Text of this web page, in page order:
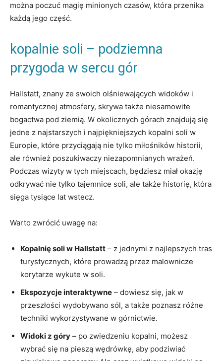
można poczuć magię minionych czasów, która przenika
każdą jego część.
kopalnie soli – podziemna
przygoda w sercu gór
Hallstatt, znany ze swoich olśniewających widoków i
romantycznej atmosfery, skrywa także niesamowite
bogactwa pod ziemią. W okolicznych górach znajdują się
jedne z najstarszych‍ i najpiękniejszych kopalni soli w
Europie, które przyciągają nie⁢ tylko miłośników historii,
ale również poszukiwaczy niezapomnianych ⁤wrażeń.
Podczas‌ wizyty w tych miejscach, będziesz‍ miał okazję
odkrywać‌ nie ​tylko tajemnice soli, ale⁢ także⁣ historię, która⁢
sięga tysiące ⁢lat wstecz.
Warto zwrócić uwagę na:
Kopalnię soli⁤ w Hallstatt – z jednymi z najlepszych tras
turystycznych, które prowadzą przez malownicze
korytarze wykute​ w soli.
Ekspozycje interaktywne – dowiesz się, jak​ w
przeszłości wydobywano sól, ⁣a ​także poznasz różne​
techniki wykorzystywane w górnictwie.
Widoki z góry – ‍po zwiedzeniu kopalni, możesz
wybrać się na pieszą wędrówkę, aby podziwiać